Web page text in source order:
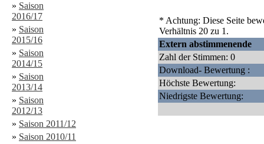
» Saison
2016/17
» Saison
2015/16
» Saison
2014/15
» Saison
2013/14
» Saison
2012/13
» Saison 2011/12
» Saison 2010/11
* Achtung: Diese Seite
Verhältnis 20 zu 1.
Extern abstimmenende
Zahl der Stimmen: 0
Download- Bewertung :
Höchste Bewertung:
Niedrigste Bewertung: